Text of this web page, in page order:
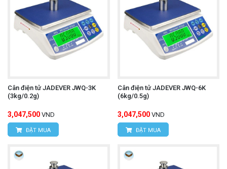
Cân điện tử JADEVER JWQ-3K
(3kg/0.2g)
3,047,500 VND
ĐẶT MUA
Cân điện tử JADEVER JWQ-6K
(6kg/0.5g)
3,047,500 VND
ĐẶT MUA